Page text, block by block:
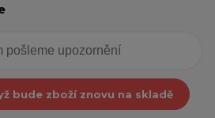
bude zboží znovu na skladě